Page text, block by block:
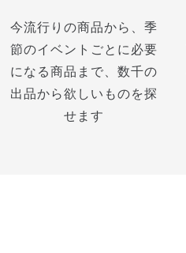
今流行りの商品から、季
節のイベントごとに必要
になる商品まで、数千の
出品から欲しいものを探
せます